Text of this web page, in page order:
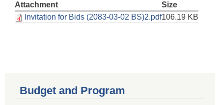
Attachment
Size
Invitation for Bids (2083-03-02 BS)2.pdf106.19 KB
Budget and Program